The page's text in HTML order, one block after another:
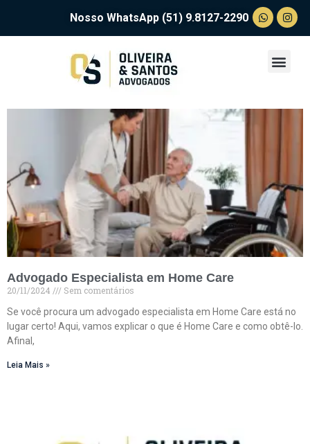
Nosso WhatsApp (51) 9.8127-2290
Advogado Especialista em Home Care
20/11/2024
Sem comentários
Se você procura um advogado especialista em Home Care está no
lugar certo! Aqui, vamos explicar o que é Home Care e como obtê-lo.
Afinal,
Leia Mais »